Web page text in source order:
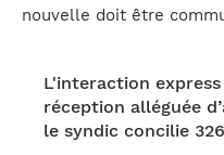
nouvelle doit être
L'interaction
réception alléguée
le syndic concilie